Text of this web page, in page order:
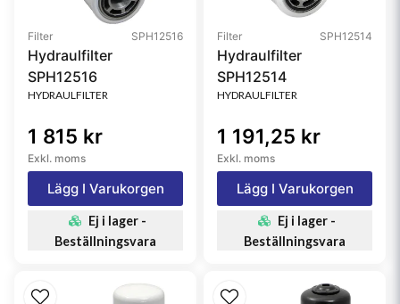
Filter SPH12516
Hydraulfilter
SPH12516
HYDRAULFILTER
1 815 kr
Exkl. moms
Lägg I Varukorgen
Ej i lager -
Beställningsvara
Filter SPH12514
Hydraulfilter
SPH12514
HYDRAULFILTER
1 191,25 kr
Exkl. moms
Lägg I Varukorgen
Ej i lager -
Beställningsvara